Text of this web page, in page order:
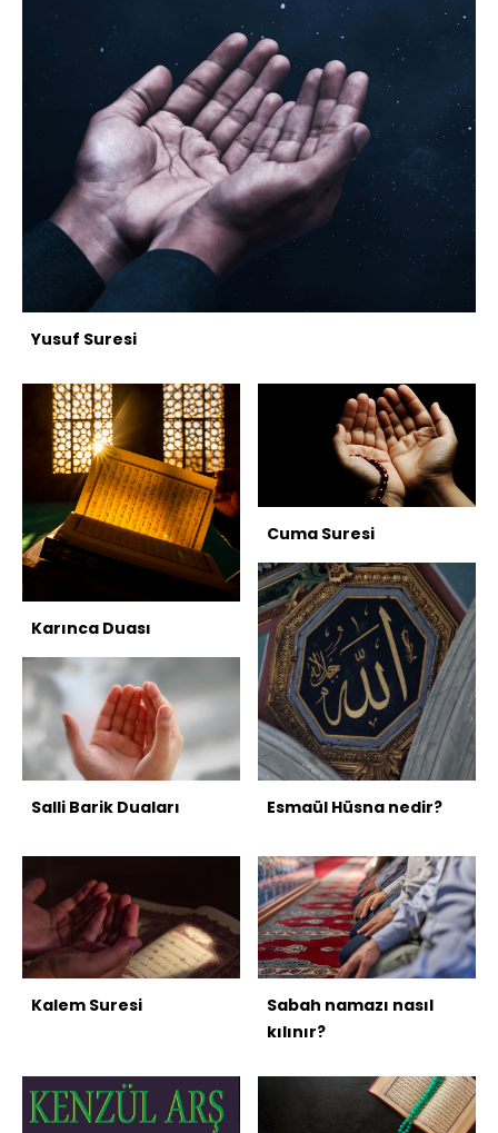
Yusuf Suresi
Karınca Duası
Salli Barik Duaları
Cuma Suresi
Esmaül Hüsna nedir?
Kalem Suresi
Sabah namazı nasıl
kılınır?